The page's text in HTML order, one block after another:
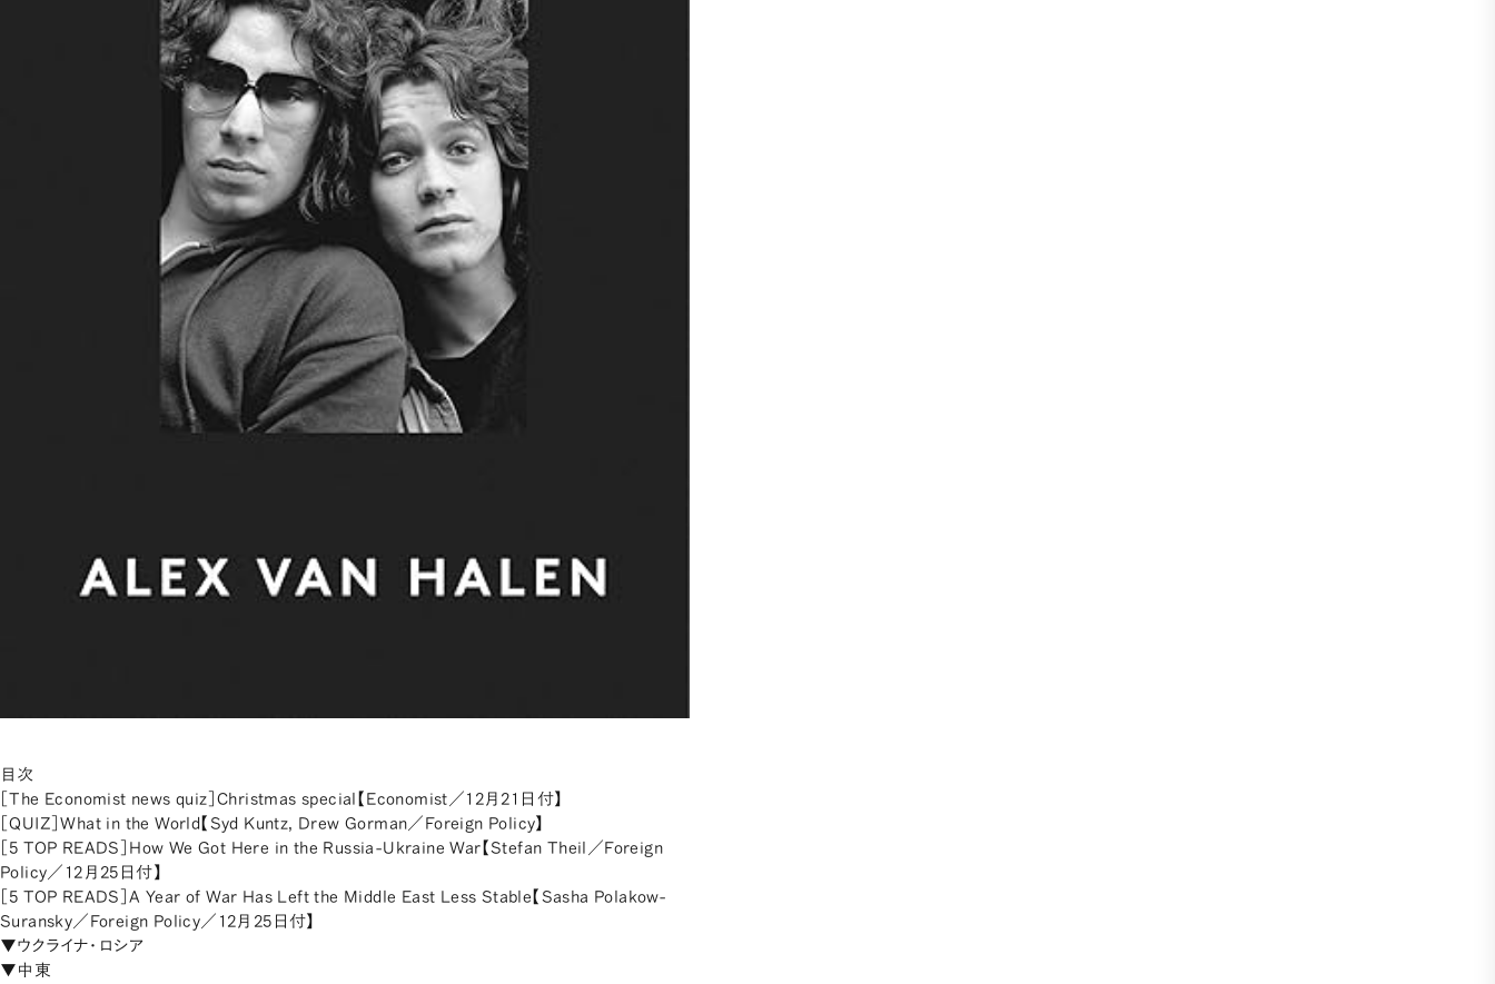
目次
［The Economist news quiz］Christmas special【Economist／12月21日付】
［QUIZ］What in the World【Syd Kuntz, Drew Gorman／Foreign Policy】
［5 TOP READS］How We Got Here in the Russia-Ukraine War【Stefan Theil／Foreign
Policy／12月25日付】
［5 TOP READS］A Year of War Has Left the Middle East Less Stable【Sasha Polakow-
Suransky／Foreign Policy／12月25日付】
▼ウクライナ・ロシア
▼中東